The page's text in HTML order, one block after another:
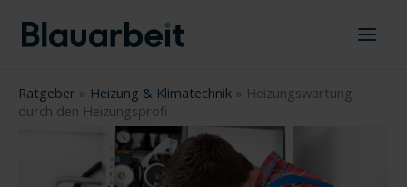
Inhalt
springen
Ratgeber » Heizung & Klimatechnik » Heizungswartung
durch den Heizungsprofi